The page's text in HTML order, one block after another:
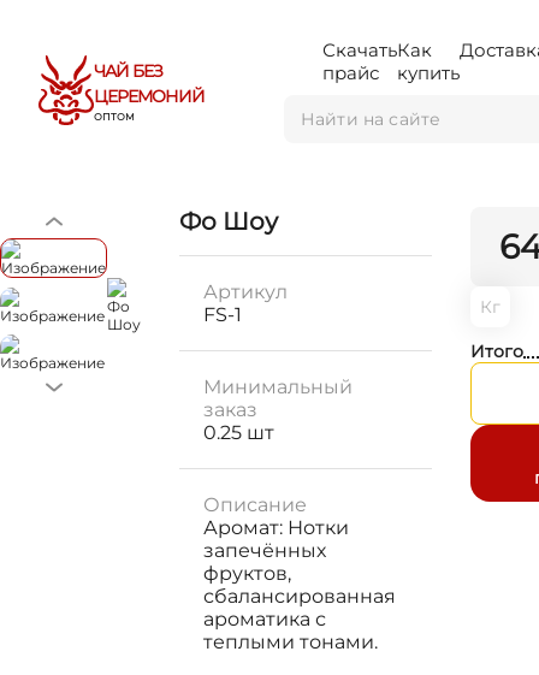
ЧАЙ БЕЗ
ЦЕРЕМОНИЙ
ОПТОМ
Скачать
прайс
Как
купить
Фо Шоу
Артикул
FS-1
Минимальный
заказ
0.25 шт
Описание
Аромат: Нотки
запечённых
фруктов,
сбалансированная
ароматика с
теплыми тонами.
Кг
Итого